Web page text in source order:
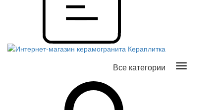
Все категории